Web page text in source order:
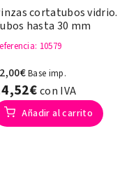
cortatubos vidrio.
hasta 30 mm
: 10579
Base imp.
con IVA
Añadir al carrito